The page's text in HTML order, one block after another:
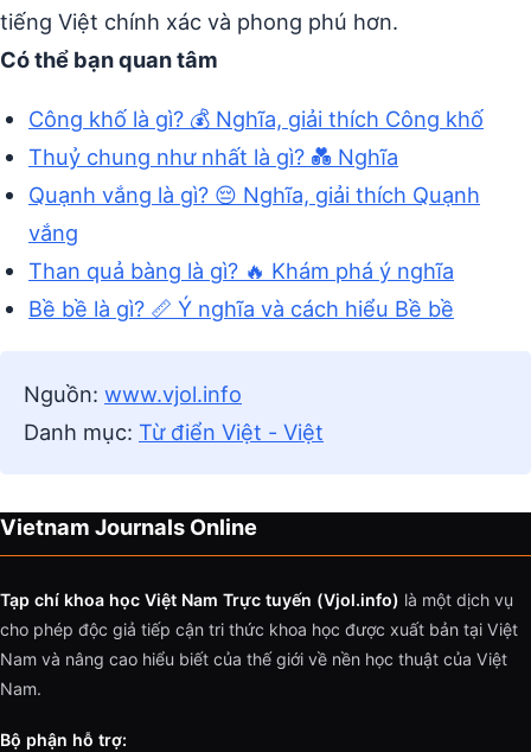
tiếng Việt chính xác và phong phú hơn.
Có thể bạn quan tâm
Công khố là gì? 💰 Nghĩa, giải thích Công khố
Thuỷ chung như nhất là gì? 💑 Nghĩa
Quạnh vắng là gì? 😔 Nghĩa, giải thích Quạnh
vắng
Than quả bàng là gì? 🔥 Khám phá ý nghĩa
Bề bề là gì? 📏 Ý nghĩa và cách hiểu Bề bề
Nguồn: www.vjol.info
Danh mục: Từ điển Việt - Việt
Vietnam Journals Online
Tạp chí khoa học Việt Nam Trực tuyến (Vjol.info) là một dịch vụ
cho phép độc giả tiếp cận tri thức khoa học được xuất bản tại Việt
Nam và nâng cao hiểu biết của thế giới về nền học thuật của Việt
Nam.
Bộ phận hỗ trợ: